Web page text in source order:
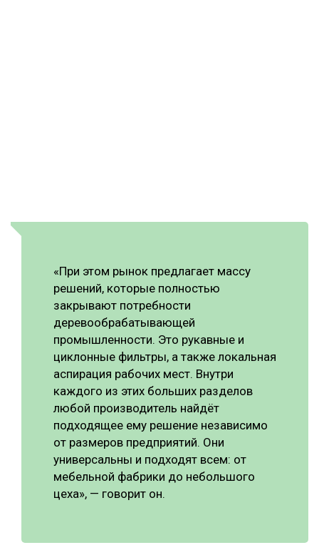
«При этом рынок предлагает массу
решений, которые полностью
закрывают потребности
деревообрабатывающей
промышленности. Это рукавные и
циклонные фильтры, а также локальная
аспирация рабочих мест. Внутри
каждого из этих больших разделов
любой производитель найдёт
подходящее ему решение независимо
от размеров предприятий. Они
универсальны и подходят всем: от
мебельной фабрики до небольшого
цеха», — говорит он.